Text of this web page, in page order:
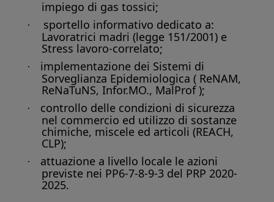
impiego di gas tossici;
·
sportello informativo dedicato a:
Lavoratrici madri (legge 151/2001) e
Stress lavoro-correlato;
·
implementazione dei Sistemi di
Sorveglianza Epidemiologica ( ReNAM,
ReNaTuNS, Infor.MO., MalProf );
·
controllo delle condizioni di sicurezza
nel commercio ed utilizzo di sostanze
chimiche, miscele ed articoli (REACH,
CLP);
·
attuazione a livello locale le azioni
previste nei PP6-7-8-9-3 del PRP 2020-
2025.